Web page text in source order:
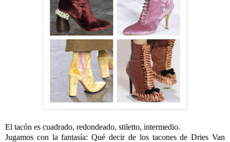
El tacón es cuadrado, redondeado, stiletto, intermedio.
Jugamos con la fantasía: Qué decir de los tacones de Dries Van